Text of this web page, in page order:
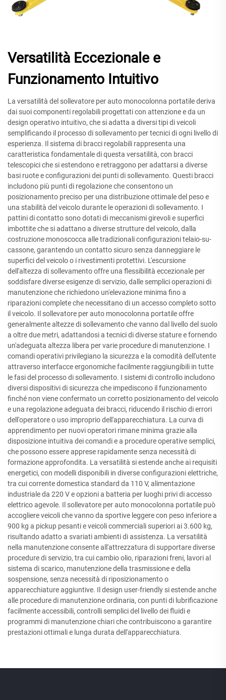
Versatilità Eccezionale e
Funzionamento Intuitivo
La versatilità del sollevatore per auto monocolonna portatile deriva
dai suoi componenti regolabili progettati con attenzione e da un
design operativo intuitivo, che si adatta a diversi tipi di veicoli
semplificando il processo di sollevamento per tecnici di ogni livello di
esperienza. Il sistema di bracci regolabili rappresenta una
caratteristica fondamentale di questa versatilità, con bracci
telescopici che si estendono e retraggono per adattarsi a diverse
basi ruote e configurazioni dei punti di sollevamento. Questi bracci
includono più punti di regolazione che consentono un
posizionamento preciso per una distribuzione ottimale del peso e
una stabilità del veicolo durante le operazioni di sollevamento. I
pattini di contatto sono dotati di meccanismi girevoli e superfici
imbottite che si adattano a diverse strutture del veicolo, dalla
costruzione monoscocca alle tradizionali configurazioni telaio-su-
cassone, garantendo un contatto sicuro senza danneggiare le
superfici del veicolo o i rivestimenti protettivi. L'escursione
dell'altezza di sollevamento offre una flessibilità eccezionale per
soddisfare diverse esigenze di servizio, dalle semplici operazioni di
manutenzione che richiedono un'elevazione minima fino a
riparazioni complete che necessitano di un accesso completo sotto
il veicolo. Il sollevatore per auto monocolonna portatile offre
generalmente altezze di sollevamento che vanno dal livello del suolo
a oltre due metri, adattandosi a tecnici di diverse stature e fornendo
un'adeguata altezza libera per varie procedure di manutenzione. I
comandi operativi privilegiano la sicurezza e la comodità dell'utente
attraverso interfacce ergonomiche facilmente raggiungibili in tutte
le fasi del processo di sollevamento. I sistemi di controllo includono
diversi dispositivi di sicurezza che impediscono il funzionamento
finché non viene confermato un corretto posizionamento del veicolo
e una regolazione adeguata dei bracci, riducendo il rischio di errori
dell'operatore o uso improprio dell'apparecchiatura. La curva di
apprendimento per nuovi operatori rimane minima grazie alla
disposizione intuitiva dei comandi e a procedure operative semplici,
che possono essere apprese rapidamente senza necessità di
formazione approfondita. La versatilità si estende anche ai requisiti
energetici, con modelli disponibili in diverse configurazioni elettriche,
tra cui corrente domestica standard da 110 V, alimentazione
industriale da 220 V e opzioni a batteria per luoghi privi di accesso
elettrico agevole. Il sollevatore per auto monocolonna portatile può
accogliere veicoli che vanno da sportive leggere con peso inferiore a
900 kg a pickup pesanti e veicoli commerciali superiori ai 3.600 kg,
risultando adatto a svariati ambienti di assistenza. La versatilità
nella manutenzione consente all'attrezzatura di supportare diverse
procedure di servizio, tra cui cambio olio, riparazioni freni, lavori al
sistema di scarico, manutenzione della trasmissione e della
sospensione, senza necessità di riposizionamento o
apparecchiature aggiuntive. Il design user-friendly si estende anche
alle procedure di manutenzione ordinaria, con punti di lubrificazione
facilmente accessibili, controlli semplici del livello dei fluidi e
programmi di manutenzione chiari che contribuiscono a garantire
prestazioni ottimali e lunga durata dell'apparecchiatura.